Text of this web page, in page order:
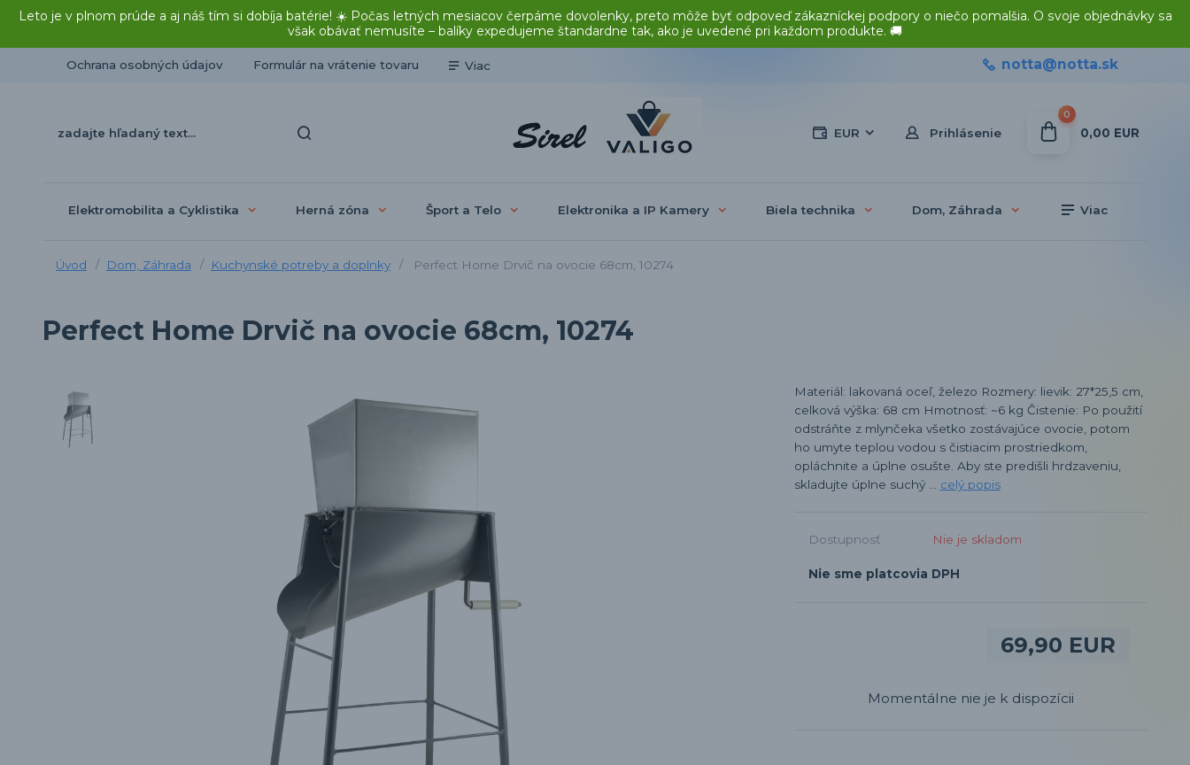
Leto je v plnom prúde a aj náš tím si dobíja batérie! ☀️ Počas letných mesiacov čerpáme dovolenky, preto môže byť odpoveď zákazníckej podpory o niečo pomalšia. O svoje objednávky sa
však obávať nemusíte – balíky expedujeme štandardne tak, ako je uvedené pri každom produkte. 🚚
Ochrana osobných údajov Formulár na vrátenie tovaru Viac
EUR Prihlásenie
notta@notta.sk
0
0,00 EUR
Elektromobilita a Cyklistika Herná zóna Šport a Telo Elektronika a IP Kamery Biela technika Dom, Záhrada Viac
Úvod Dom, Záhrada Kuchynské potreby a doplnky Perfect Home Drvič na ovocie 68cm, 10274
Perfect Home Drvič na ovocie 68cm, 10274
Materiál: lakovaná oceľ, železo Rozmery: lievik: 27*25,5 cm,
celková výška: 68 cm Hmotnosť: ~6 kg Čistenie: Po použití
odstráňte z mlynčeka všetko zostávajúce ovocie, potom
ho umyte teplou vodou s čistiacim prostriedkom,
opláchnite a úplne osušte. Aby ste predišli hrdzaveniu,
skladujte úplne suchý ... celý popis
Dostupnosť Nie je skladom
Nie sme platcovia DPH
69,90 EUR
Momentálne nie je k dispozícii